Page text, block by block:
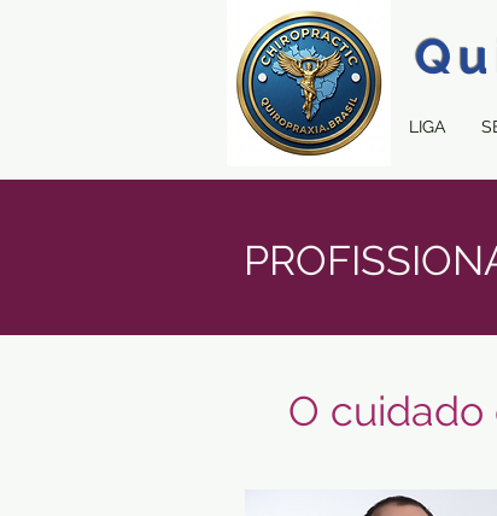
LIGA
O cuidado